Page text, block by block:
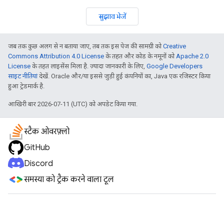
सुझाव भेजें
जब तक कुछ अलग से न बताया जाए, तब तक इस पेज की सामग्री कोCreative
Commons Attribution 4.0 License के तहत और कोड के नमूनों को Apache 2.0
License के तहत लाइसेंस मिला है. ज़्यादा जानकारी के लिए, Google Developers
साइट नीतियांदेखें. Oracle और/या इससे जुड़ी हुई कंपनियों का, Java एक रजिस्टर किया
हुआ ट्रेडमार्क है.
आखिरी बार 2026-07-11 (UTC) को अपडेट किया गया.
स्टैक ओवरफ़्लो
GitHub
Discord
समस्या को ट्रैक करने वाला टूल